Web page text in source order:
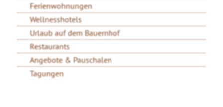
Ferienwohnungen
Wellnesshotels
Urlaub auf dem Bauernhof
Restaurants
Angebote & Pauschalen
Tagungen